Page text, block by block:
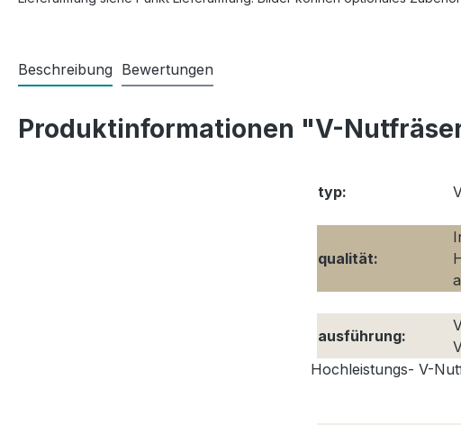
Beschreibung Bewertungen
Produktinformationen "V-
typ:
qualität:
ausführung:
Hochleistungs- V-